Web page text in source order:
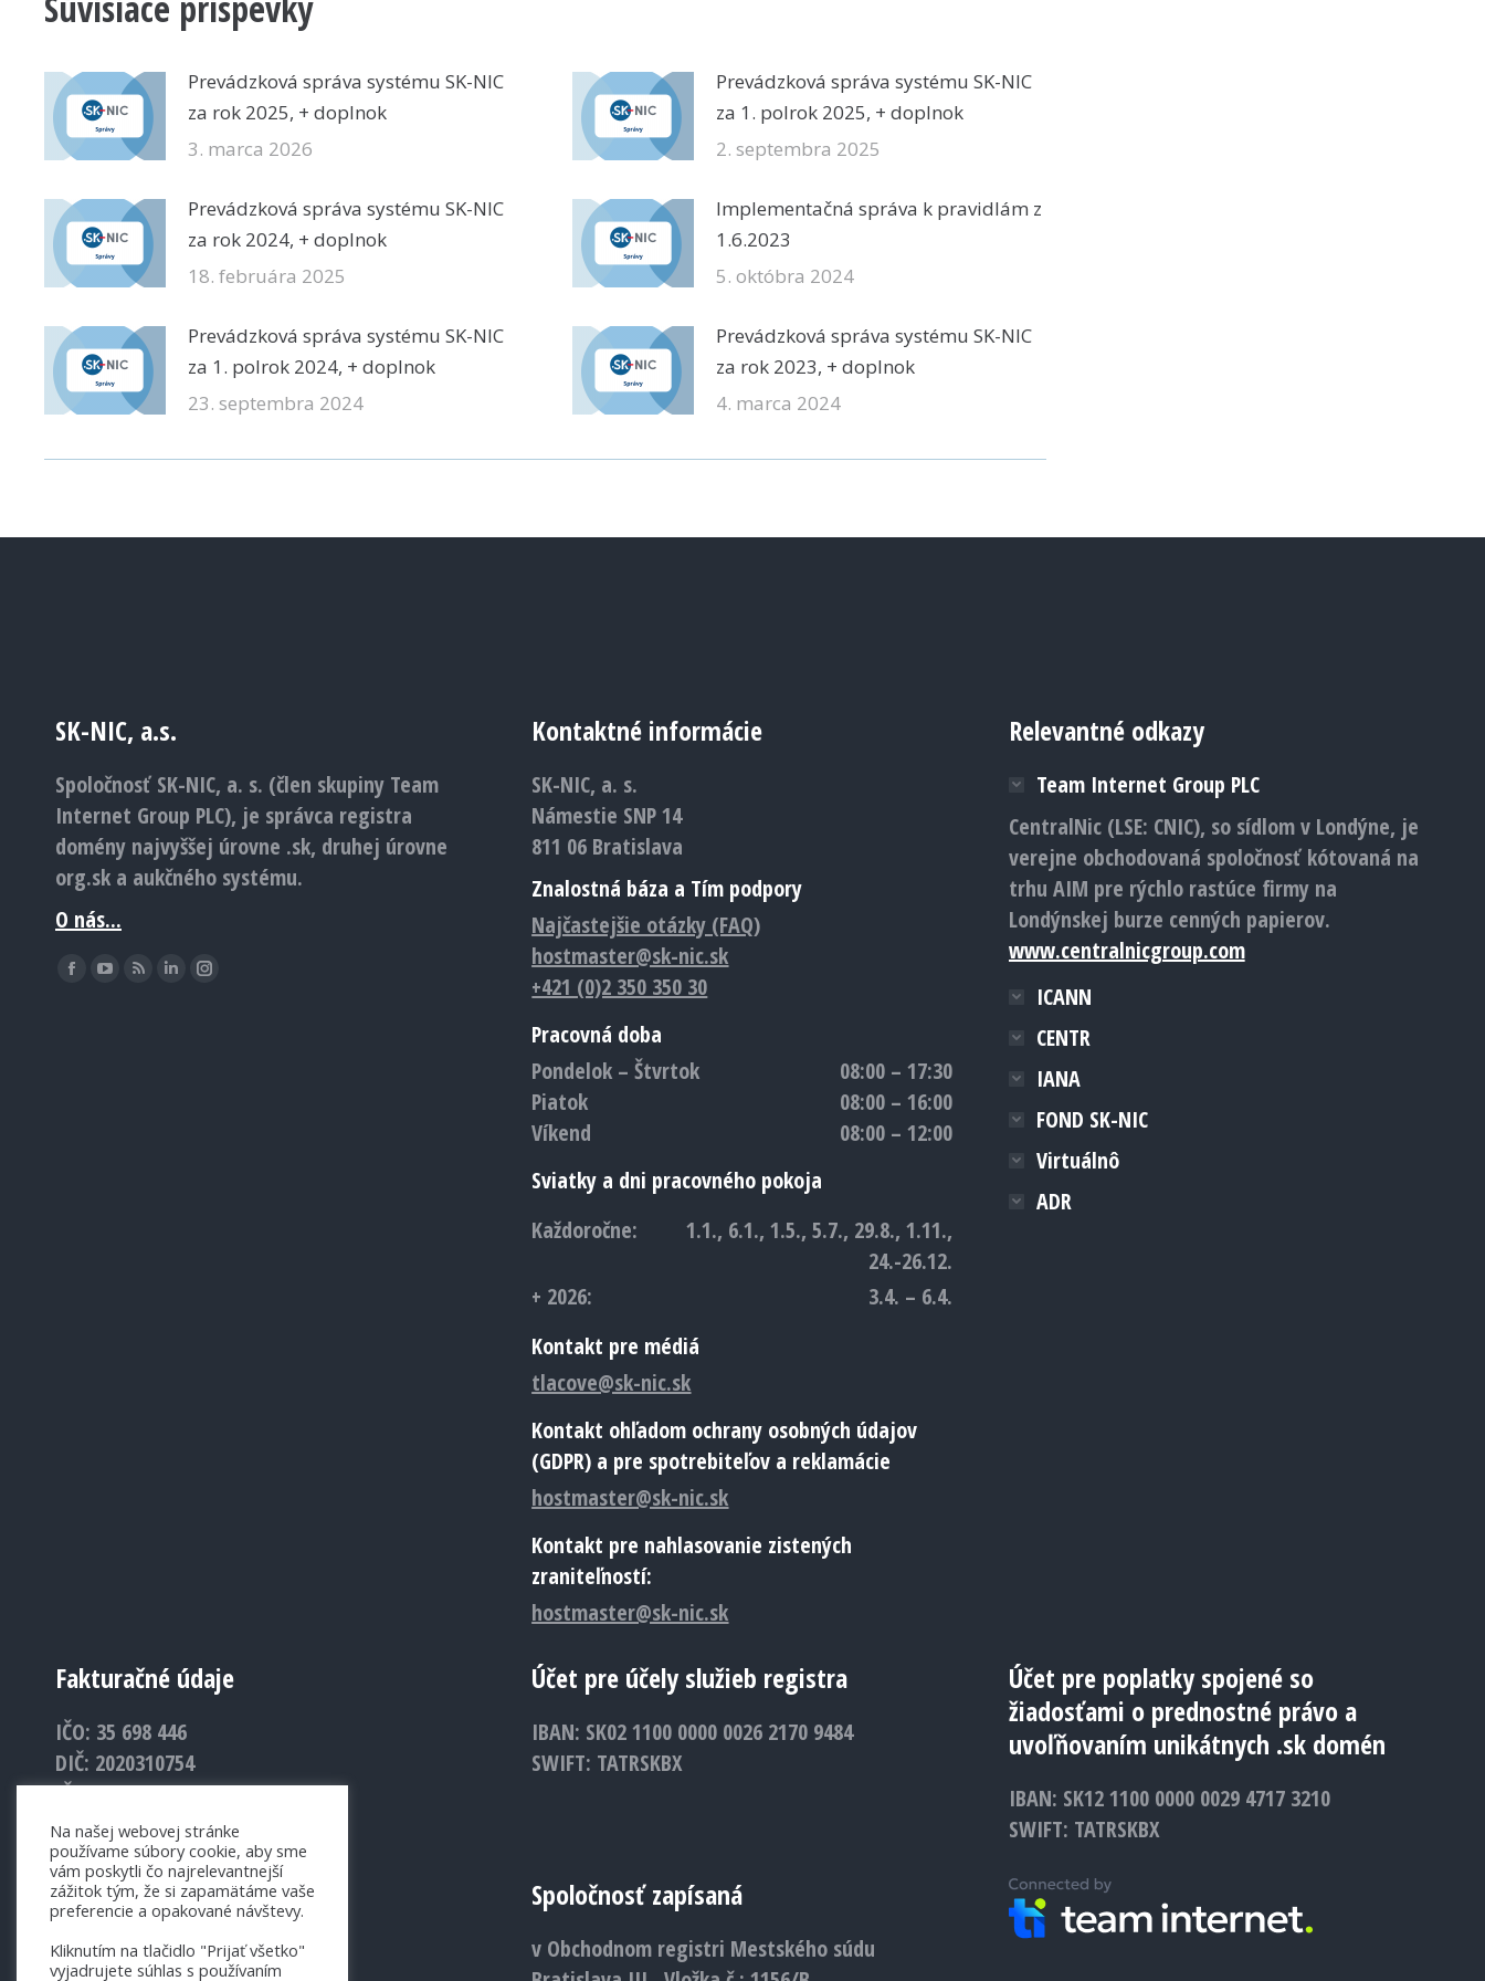
Prevádzková správa systému SK-NIC
za rok 2025, + doplnok
3. marca 2026
Prevádzková správa systému SK-NIC
za 1. polrok 2025, + doplnok
2. septembra 2025
Prevádzková správa systému SK-NIC
za rok 2024, + doplnok
18. februára 2025
Implementačná správa k pravidlám z
1.6.2023
5. októbra 2024
Prevádzková správa systému SK-NIC
za 1. polrok 2024, + doplnok
23. septembra 2024
Prevádzková správa systému SK-NIC
za rok 2023, + doplnok
4. marca 2024
SK-NIC, a.s.
Spoločnosť SK-NIC, a. s. (člen skupiny Team
Internet Group PLC), je správca registra
domény najvyššej úrovne .sk, druhej úrovne
org.sk a aukčného systému.
O nás...
Find us on:
Facebook
YouTube
RssLinkedinInstagram
Kontaktné informácie
SK-NIC, a. s.
Námestie SNP 14
811 06 Bratislava
Znalostná báza a Tím podpory
Najčastejšie otázky (FAQ)
hostmaster@sk-nic.sk
+421 (0)2 350 350 30
Pracovná doba
Pondelok – Štvrtok
08:00 – 17:30
Piatok
08:00 – 16:00
Víkend
08:00 – 12:00
Sviatky a dni pracovného pokoja
Každoročne:
1.1., 6.1., 1.5., 5.7., 29.8., 1.11.,
24.-26.12.
+ 2026:
3.4. – 6.4.
Kontakt pre médiá
tlacove@sk-nic.sk
Kontakt ohľadom ochrany osobných údajov
(GDPR) a pre spotrebiteľov a reklamácie
hostmaster@sk-nic.sk
Kontakt pre nahlasovanie zistených
zraniteľností:
hostmaster@sk-nic.sk
Relevantné odkazy
Team Internet Group PLC
CentralNic (LSE: CNIC), so sídlom v Londýne, je
verejne obchodovaná spoločnosť kótovaná na
trhu AIM pre rýchlo rastúce firmy na
Londýnskej burze cenných papierov.
www.centralnicgroup.com
ICANN
CENTR
IANA
FOND SK-NIC
Virtuálnô
ADR
Fakturačné údaje
IČO: 35 698 446
DIČ: 2020310754
IČ DPH: SK2020310754
Účet pre účely služieb registra
IBAN: SK02 1100 0000 0026 2170 9484
SWIFT: TATRSKBX
Účet pre poplatky spojené so
žiadosťami o prednostné právo a
uvoľňovaním unikátnych .sk domén
IBAN: SK12 1100 0000 0029 4717 3210
SWIFT: TATRSKBX
Spoločnosť zapísaná
v Obchodnom registri Mestského súdu
Na našej webovej stránke
používame súbory cookie, aby sme
vám poskytli čo najrelevantnejší
zážitok tým, že si zapamätáme vaše
preferencie a opakované návštevy.
Kliknutím na tlačidlo "Prijať všetko"
vyjadrujete súhlas s používaním